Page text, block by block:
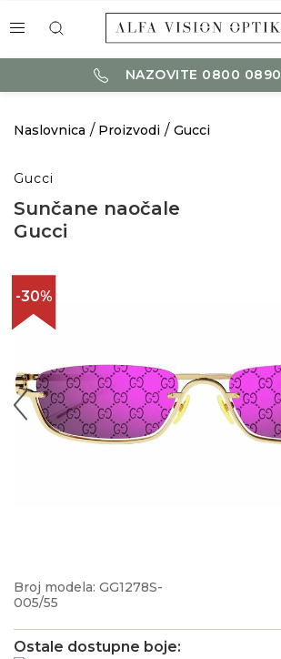
NAZOVITE 0800 0890
Naslovnica Proizvodi Gucci
Gucci
Sunčane naočale
Gucci
-30%
Broj modela: GG1278S-
005/55
Ostale dostupne boje: